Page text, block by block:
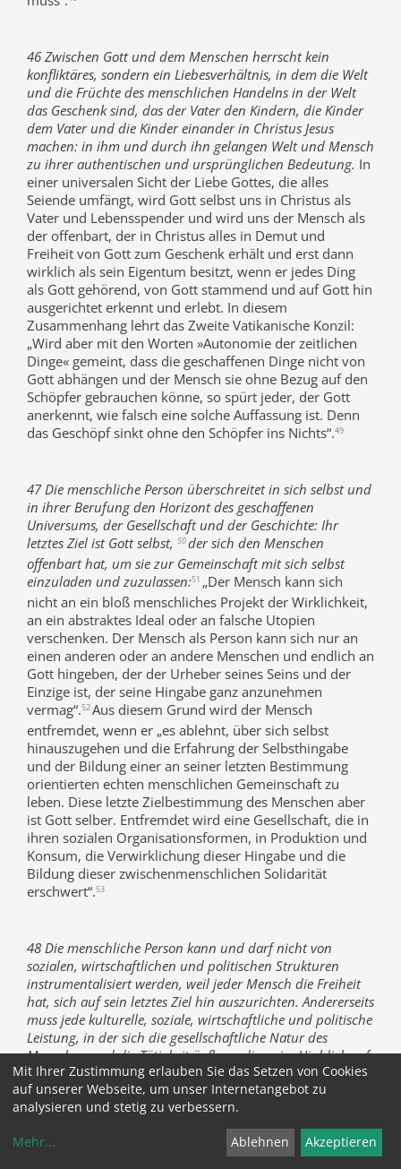
46 Zwischen Gott und dem Menschen herrscht kein
konfliktäres, sondern ein Liebesverhältnis, in dem die Welt
und die Früchte des menschlichen Handelns in der Welt
das Geschenk sind, das der Vater den Kindern, die Kinder
dem Vater und die Kinder einander in Christus Jesus
machen: in ihm und durch ihn gelangen Welt und Mensch
zu ihrer authentischen und ursprünglichen Bedeutung. In
einer universalen Sicht der Liebe Gottes, die alles
Seiende umfängt, wird Gott selbst uns in Christus als
Vater und Lebensspender und wird uns der Mensch als
der offenbart, der in Christus alles in Demut und
Freiheit von Gott zum Geschenk erhält und erst dann
wirklich als sein Eigentum besitzt, wenn er jedes Ding
als Gott gehörend, von Gott stammend und auf Gott hin
ausgerichtet erkennt und erlebt. In diesem
Zusammenhang lehrt das Zweite Vatikanische Konzil:
„Wird aber mit den Worten »Autonomie der zeitlichen
Dinge« gemeint, dass die geschaffenen Dinge nicht von
Gott abhängen und der Mensch sie ohne Bezug auf den
Schöpfer gebrauchen könne, so spürt jeder, der Gott
anerkennt, wie falsch eine solche Auffassung ist. Denn
das Geschöpf sinkt ohne den Schöpfer ins Nichts“.49
47 Die menschliche Person überschreitet in sich selbst und
in ihrer Berufung den Horizont des geschaffenen
Universums, der Gesellschaft und der Geschichte: Ihr
letztes Ziel ist Gott selbst, 50der sich den Menschen
offenbart hat, um sie zur Gemeinschaft mit sich selbst
einzuladen und zuzulassen:51 „Der Mensch kann sich
nicht an ein bloß menschliches Projekt der Wirklichkeit,
an ein abstraktes Ideal oder an falsche Utopien
verschenken. Der Mensch als Person kann sich nur an
einen anderen oder an andere Menschen und endlich an
Gott hingeben, der der Urheber seines Seins und der
Einzige ist, der seine Hingabe ganz anzunehmen
vermag“.52Aus diesem Grund wird der Mensch
entfremdet, wenn er „es ablehnt, über sich selbst
hinauszugehen und die Erfahrung der Selbsthingabe
und der Bildung einer an seiner letzten Bestimmung
orientierten echten menschlichen Gemeinschaft zu
leben. Diese letzte Zielbestimmung des Menschen aber
ist Gott selber. Entfremdet wird eine Gesellschaft, die in
ihren sozialen Organisationsformen, in Produktion und
Konsum, die Verwirklichung dieser Hingabe und die
Bildung dieser zwischenmenschlichen Solidarität
erschwert“.53
48 Die menschliche Person kann und darf nicht von
sozialen, wirtschaftlichen und politischen Strukturen
instrumentalisiert werden, weil jeder Mensch die Freiheit
hat, sich auf sein letztes Ziel hin auszurichten. Andererseits
muss jede kulturelle, soziale, wirtschaftliche und politische
Leistung, in der sich die gesellschaftliche Natur des
Menschen und die Tätigkeit äußern, die er im Hinblick auf
die Umwandlung des Universums entfaltet, immer auch in
ihrer Eigenschaft als relative und vorübergehende
Wirklichkeit betrachtet werden,„denn die Gestalt dieser
Welt vergeht“ (1 Kor 7, 31). Hierbei handelt es sich um
eine eschatologische Relativität in dem Sinne, dass der
Mit Ihrer Zustimmung erlauben Sie das Setzen von Cookies
auf unserer Webseite, um unser Internetangebot zu
analysieren und stetig zu verbessern.
Mehr... Ablehnen Akzeptieren